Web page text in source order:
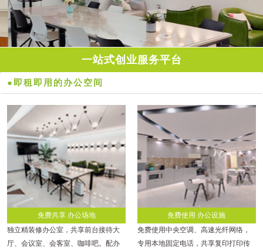
一站式创业服务平台
●即租即用的办公空间
免费共享 办公场地
独立精装修办公室，共享前台接待大
厅、会议室、会客室、咖啡吧。配办
免费使用 办公设施
免费使用中央空调、高速光纤网络，
专用本地固定电话，共享复印打印传